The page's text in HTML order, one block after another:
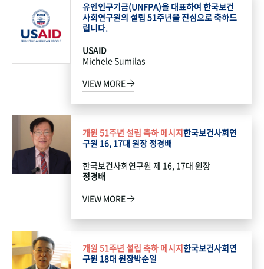
유엔인구기금(UNFPA)을 대표하여 한국보건
사회연구원의 설립 51주년을 진심으로 축하드
립니다.
USAID
Michele Sumilas
VIEW MORE
개원 51주년 설립 축하 메시지한국보건사회연
구원 16, 17대 원장 정경배
한국보건사회연구원 제 16, 17대 원장
정경배
VIEW MORE
개원 51주년 설립 축하 메시지한국보건사회연
구원 18대 원장박순일